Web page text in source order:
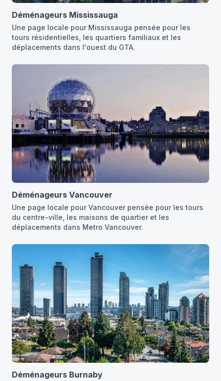
Déménageurs Mississauga
Une page locale pour Mississauga pensée pour les
tours résidentielles, les quartiers familiaux et les
déplacements dans l'ouest du GTA.
Déménageurs Vancouver
Une page locale pour Vancouver pensée pour les tours
du centre-ville, les maisons de quartier et les
déplacements dans Metro Vancouver.
Déménageurs Burnaby